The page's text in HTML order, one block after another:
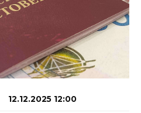
12.12.2025 12:00